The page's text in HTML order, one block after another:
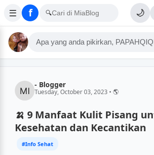
☰ f 🔍 🌙
Apa yang anda pikirkan,
- Blogger
Tuesday, October 03, 2023 • 🌎
🍌 9 Manfaat Kulit Pisang
Kesehatan dan Kecantikan
#Info Sehat